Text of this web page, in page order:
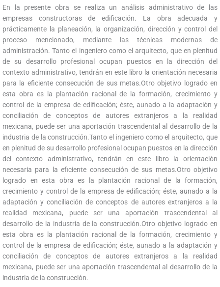
En la presente obra se realiza un análisis administrativo de las
empresas constructoras de edificación. La obra adecuada y
prácticamente la planeación, la organización, dirección y control del
proceso mencionado, mediante las técnicas modernas de
administración. Tanto el ingeniero como el arquitecto, que en plenitud
de su desarrollo profesional ocupan puestos en la dirección del
contexto administrativo, tendrán en este libro la orientación necesaria
para la eficiente consecución de sus metas.Otro objetivo logrado en
esta obra es la plantación racional de la formación, crecimiento y
control de la empresa de edificación; éste, aunado a la adaptación y
conciliación de conceptos de autores extranjeros a la realidad
mexicana, puede ser una aportación trascendental al desarrollo de la
industria de la construcción.Tanto el ingeniero como el arquitecto, que
en plenitud de su desarrollo profesional ocupan puestos en la dirección
del contexto administrativo, tendrán en este libro la orientación
necesaria para la eficiente consecución de sus metas.Otro objetivo
logrado en esta obra es la plantación racional de la formación,
crecimiento y control de la empresa de edificación; éste, aunado a la
adaptación y conciliación de conceptos de autores extranjeros a la
realidad mexicana, puede ser una aportación trascendental al
desarrollo de la industria de la construcción.Otro objetivo logrado en
esta obra es la plantación racional de la formación, crecimiento y
control de la empresa de edificación; éste, aunado a la adaptación y
conciliación de conceptos de autores extranjeros a la realidad
mexicana, puede ser una aportación trascendental al desarrollo de la
industria de la construcción.